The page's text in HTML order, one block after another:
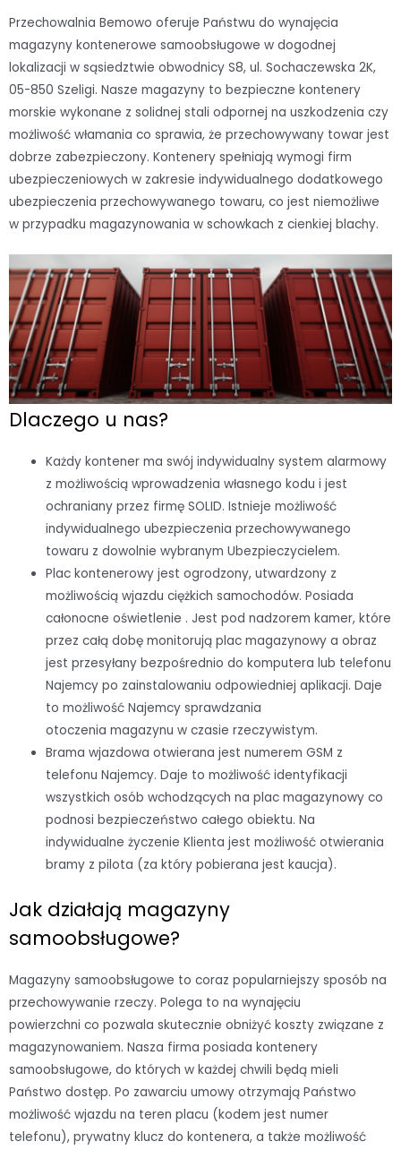
Przechowalnia Bemowo oferuje Państwu do wynajęcia
magazyny kontenerowe samoobsługowe w dogodnej
lokalizacji w sąsiedztwie obwodnicy S8, ul. Sochaczewska 2K,
05-850 Szeligi. Nasze magazyny to bezpieczne kontenery
morskie wykonane z solidnej stali odpornej na uszkodzenia czy
możliwość włamania co sprawia, że przechowywany towar jest
dobrze zabezpieczony. Kontenery spełniają wymogi firm
ubezpieczeniowych w zakresie indywidualnego dodatkowego
ubezpieczenia przechowywanego towaru, co jest niemożliwe
w przypadku magazynowania w schowkach z cienkiej blachy.
Dlaczego u nas?
Każdy kontener ma swój indywidualny system alarmowy
z możliwością wprowadzenia własnego kodu i jest
ochraniany przez firmę SOLID. Istnieje możliwość
indywidualnego ubezpieczenia przechowywanego
towaru z dowolnie wybranym Ubezpieczycielem.
Plac kontenerowy jest ogrodzony, utwardzony z
możliwością wjazdu ciężkich samochodów. Posiada
całonocne oświetlenie . Jest pod nadzorem kamer, które
przez całą dobę monitorują plac magazynowy a obraz
jest przesyłany bezpośrednio do komputera lub telefonu
Najemcy po zainstalowaniu odpowiedniej aplikacji. Daje
to możliwość Najemcy sprawdzania
otoczenia magazynu w czasie rzeczywistym.
Brama wjazdowa otwierana jest numerem GSM z
telefonu Najemcy. Daje to możliwość identyfikacji
wszystkich osób wchodzących na plac magazynowy co
podnosi bezpieczeństwo całego obiektu. Na
indywidualne życzenie Klienta jest możliwość otwierania
bramy z pilota (za który pobierana jest kaucja).
Jak działają magazyny
samoobsługowe?
Magazyny samoobsługowe to coraz popularniejszy sposób na
przechowywanie rzeczy. Polega to na wynajęciu
powierzchni co pozwala skutecznie obniżyć koszty związane z
magazynowaniem. Nasza firma posiada kontenery
samoobsługowe, do których w każdej chwili będą mieli
Państwo dostęp. Po zawarciu umowy otrzymają Państwo
możliwość wjazdu na teren placu (kodem jest numer
telefonu), prywatny klucz do kontenera, a także możliwość